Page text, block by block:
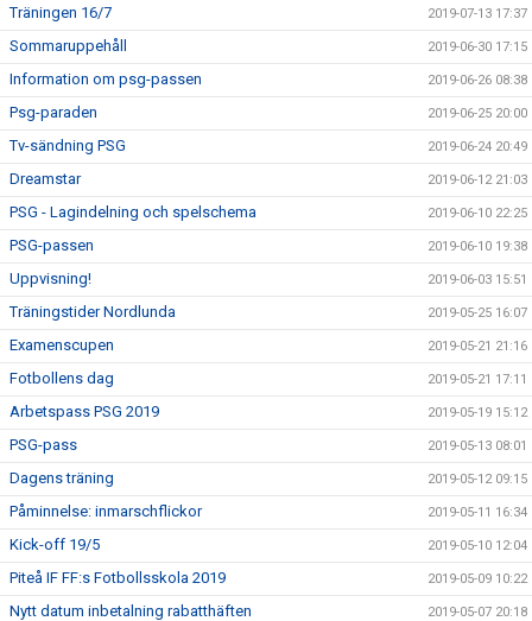
Träningen 16/7 2019-07-13 17:37
Sommaruppehåll 2019-06-30 17:15
Information om psg-passen 2019-06-26 08:38
Psg-paraden 2019-06-25 20:00
Tv-sändning PSG 2019-06-24 20:49
Dreamstar 2019-06-12 21:03
PSG - Lagindelning och spelschema 2019-06-10 22:25
PSG-passen 2019-06-10 19:38
Uppvisning! 2019-06-03 15:51
Träningstider Nordlunda 2019-05-25 16:07
Examenscupen 2019-05-21 21:16
Fotbollens dag 2019-05-21 17:11
Arbetspass PSG 2019 2019-05-19 15:12
PSG-pass 2019-05-13 08:01
Dagens träning 2019-05-12 09:15
Påminnelse: inmarschflickor 2019-05-11 16:34
Kick-off 19/5 2019-05-10 12:04
Piteå IF FF:s Fotbollsskola 2019 2019-05-09 10:22
Nytt datum inbetalning rabatthäften 2019-05-07 20:18